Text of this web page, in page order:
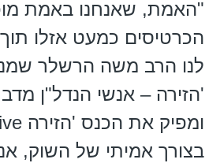
"האמת, שאנחנו באמת
הכרטיסים כמעט אזלו
לנו הרב משה הרשלר
'הזירה – אנשי הנדל"ן
בצורך אמיתי של השוק,